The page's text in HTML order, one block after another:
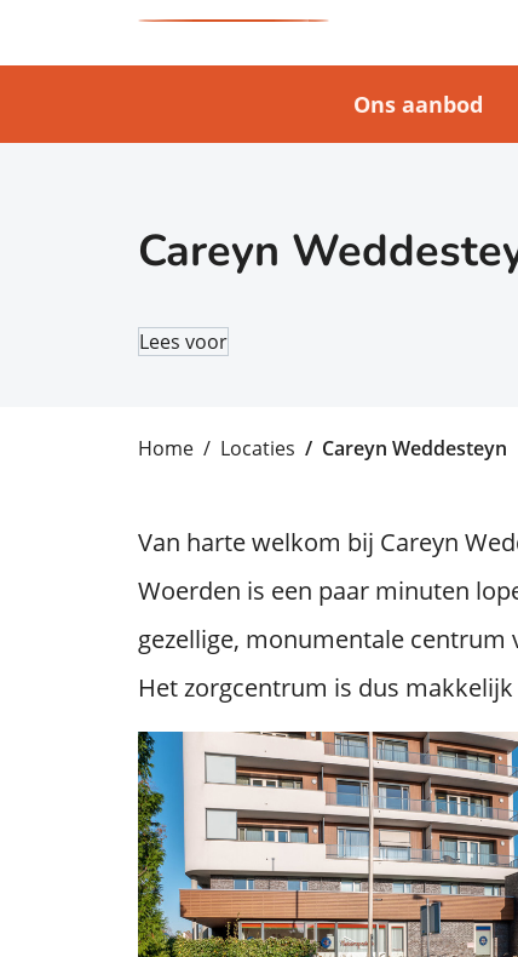
Ons aanbod
Careyn
Lees voor
Home Locaties Careyn Weddesteyn
Van harte welkom bij Careyn
Woerden is een paar minuten
gezellige, monumentale
Het zorgcentrum is dus